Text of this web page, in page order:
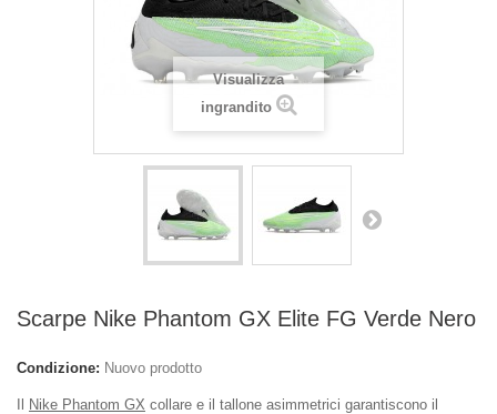
Visualizza
ingrandito
Scarpe Nike Phantom GX Elite FG Verde Nero
Condizione: Nuovo prodotto
Nike Phantom GX collare e il tallone asimmetrici garantiscono il